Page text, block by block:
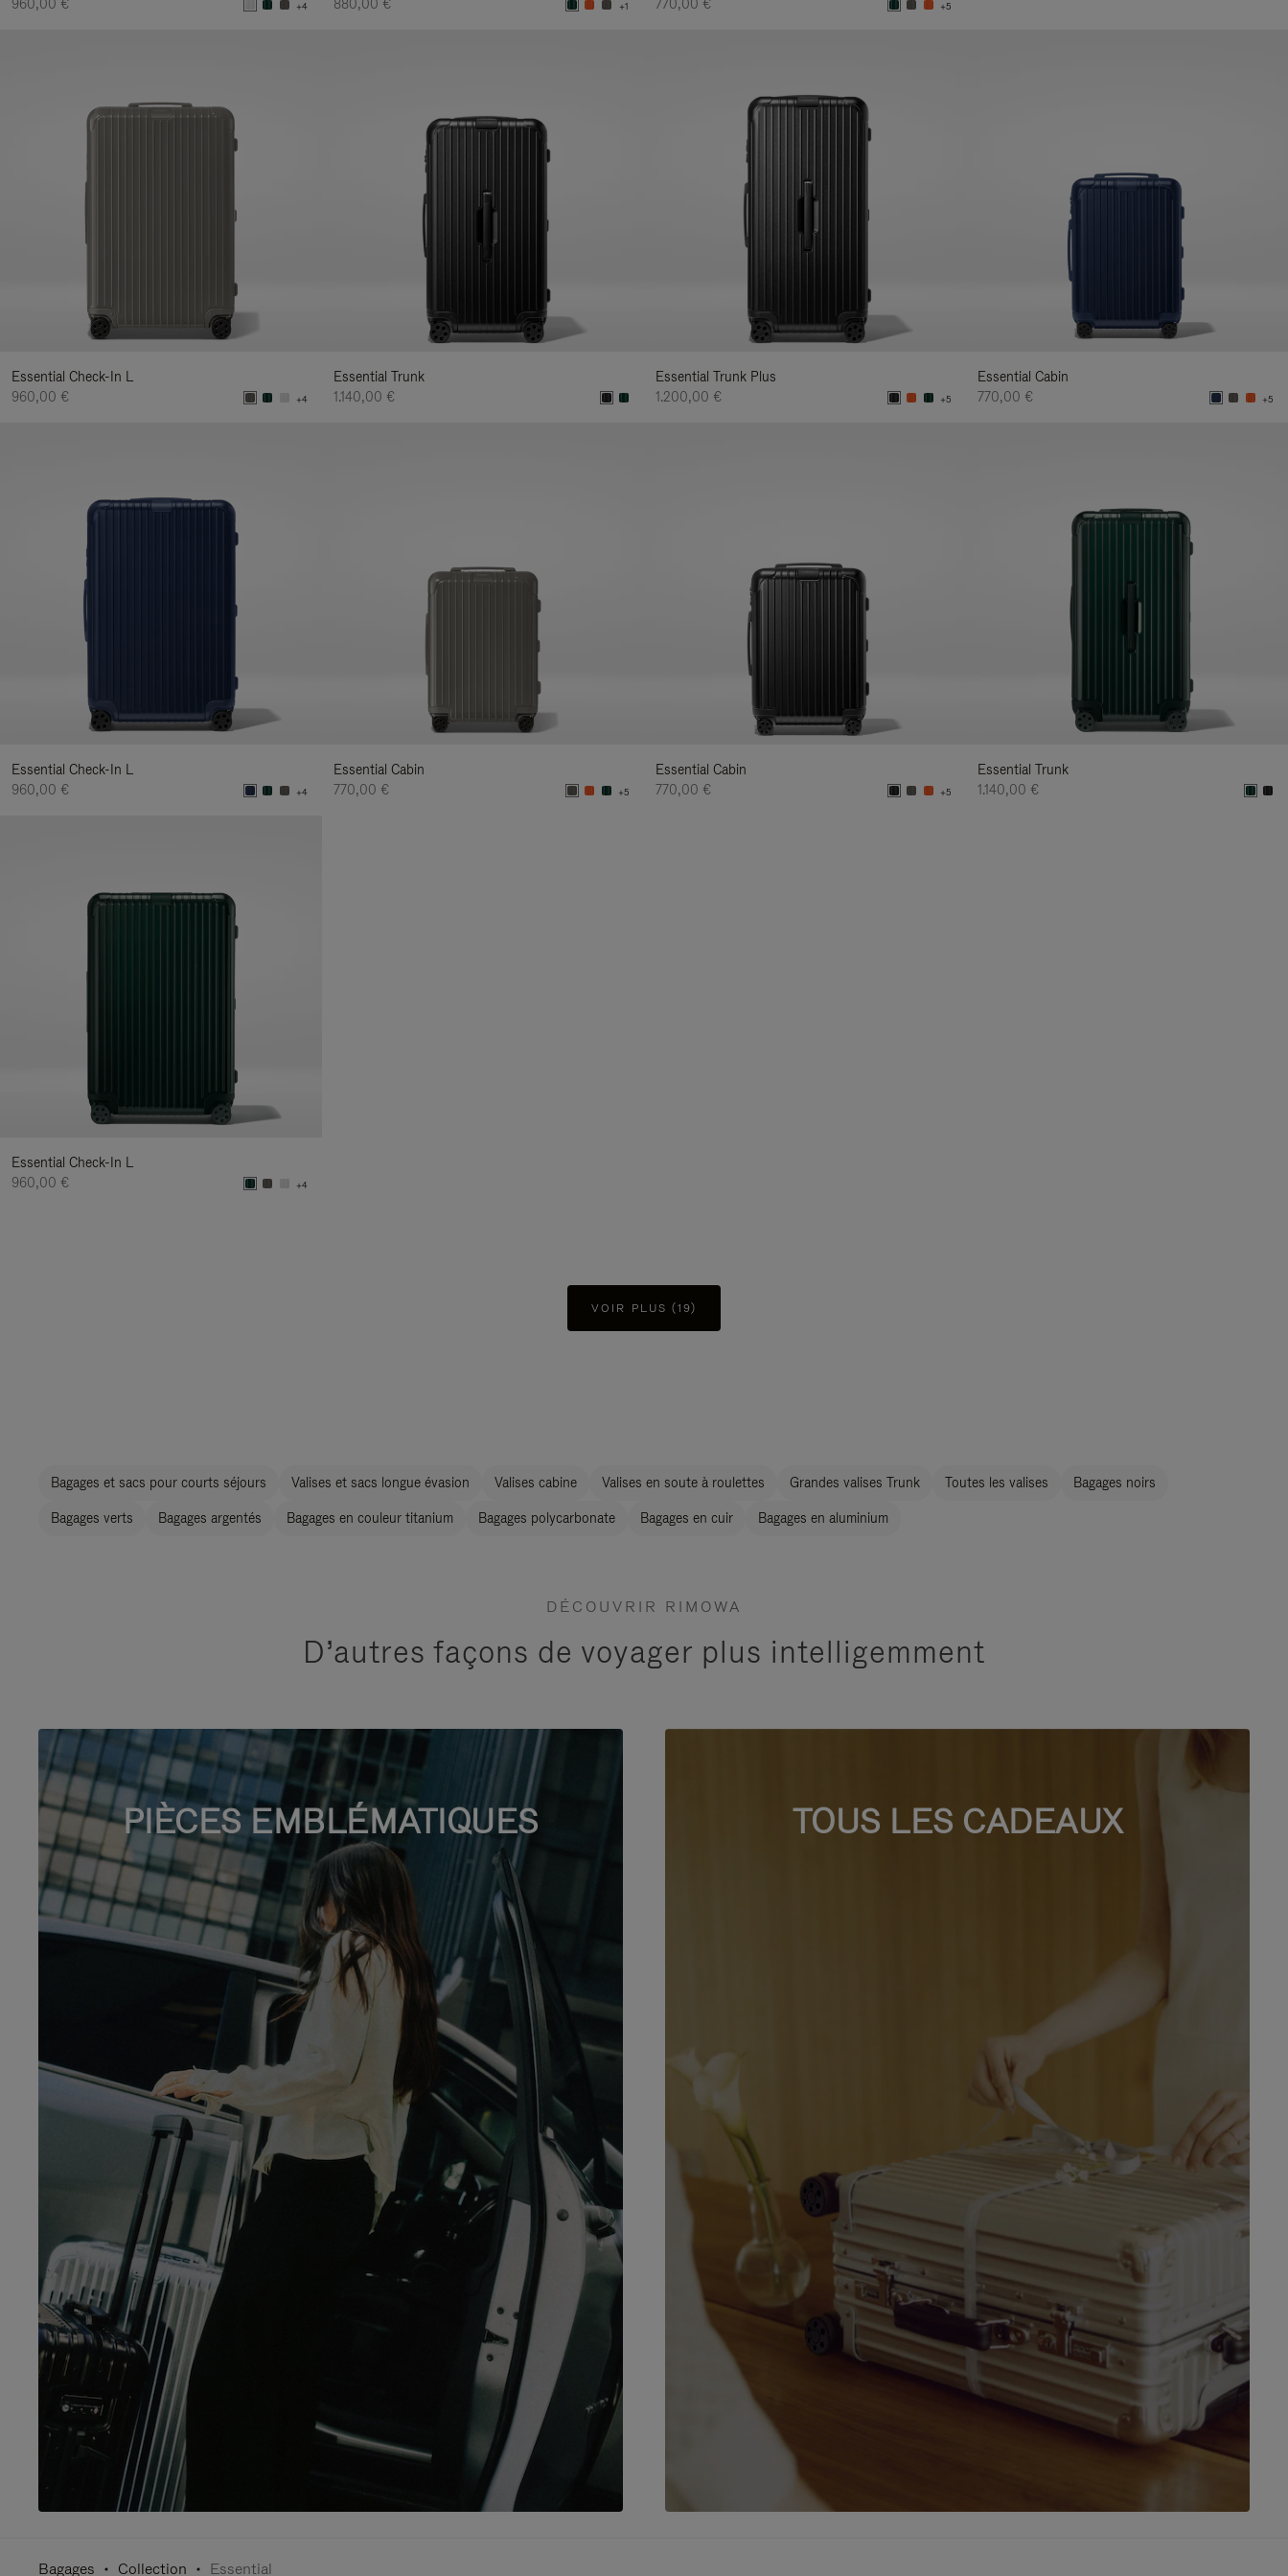
960,00 €
+4
880,00 €
+1
770,00 €
+5
Essential Check-In L
960,00 €
+4
Essential Trunk
1.140,00 €
Essential Trunk Plus
1.200,00 €
+5
Essential Cabin
770,00 €
+5
Essential Check-In L
960,00 €
+4
Essential Cabin
770,00 €
+5
Essential Cabin
770,00 €
+5
Essential Trunk
1.140,00 €
Essential Check-In L
960,00 €
+4
VOIR PLUS (19)
Bagages et sacs pour courts séjours Valises et sacs longue évasion Valises cabine Valises en soute à roulettes Grandes valises Trunk Toutes les valises Bagages noirs
Bagages verts Bagages argentés Bagages en couleur titanium Bagages polycarbonate Bagages en cuir Bagages en aluminium
DÉCOUVRIR RIMOWA
D’autres façons de voyager plus intelligemment
PIÈCES EMBLÉMATIQUES TOUS LES CADEAUX
Bagages Collection Essential